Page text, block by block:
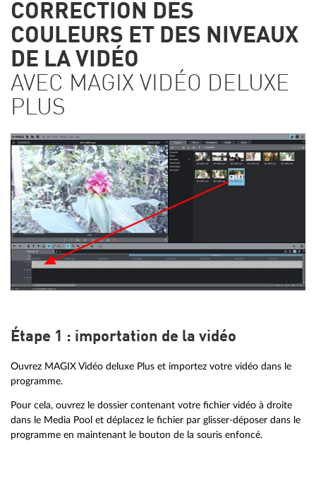
CORRECTION DES
COULEURS ET DES NIVEAUX
DE LA VIDÉO
AVEC MAGIX VIDÉO DELUXE
PLUS
Étape 1 : importation de la vidéo
Ouvrez MAGIX Vidéo deluxe Plus et importez votre vidéo dans le
programme.
Pour cela, ouvrez le dossier contenant votre fichier vidéo à droite
dans le Media Pool et déplacez le fichier par glisser-déposer dans le
programme en maintenant le bouton de la souris enfoncé.